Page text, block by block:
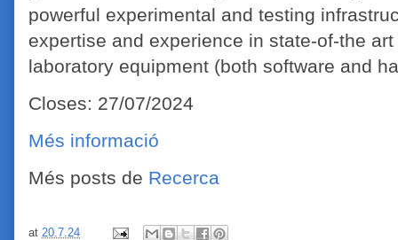
powerful experimental and testing
expertise and experience in state-of-the
laboratory equipment (both software and
Closes: 27/07/2024
Més informació
Més posts de Recerca
at 20.7.24